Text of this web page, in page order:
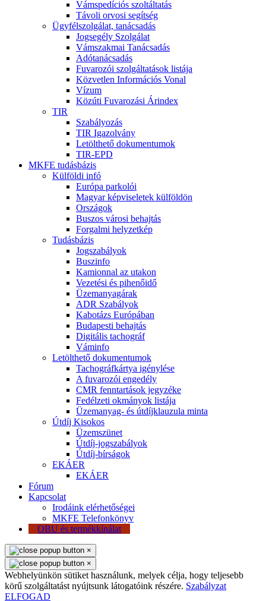
Vámspedíciós szoltáltatás
Távoli orvosi segítség
Ügyfélszolgálat, tanácsadás
Jogsegély Szolgálat
Vámszakmai Tanácsadás
Adótanácsadás
Fuvarozói szolgáltatások listája
Közvetlen Információs Vonal
Vízum
Közúti Fuvarozási Árindex
TIR
Szabályozás
TIR Igazolvány
Letölthető dokumentumok
TIR-EPD
MKFE tudásbázis
Külföldi infó
Európa parkolói
Magyar képviseletek külföldön
Országok
Buszos városi behajtás
Forgalmi helyzetkép
Tudásbázis
Jogszabályok
Buszinfo
Kamionnal az utakon
Vezetési és pihenőidő
Üzemanyagárak
ADR Szabályok
Kabotázs Európában
Budapesti behajtás
Digitális tachográf
Váminfo
Letölthető dokumentumok
Tachográfkártya igénylése
A fuvarozói engedély
CMR fenntartások jegyzéke
Fedélzeti okmányok listája
Üzemanyag- és útdíjklauzula minta
Útdíj Kisokos
Üzemszünet
Útdíj-jogszabályok
Útdíj-bírságok
EKÁER
EKÁER
Fórum
Kapcsolat
Irodáink elérhetőségei
MKFE Telefonkönyv
OBU és termékkínálat
×
×
Webhelyünkön sütiket használunk, melyek célja, hogy teljesebb
körű szolgáltatást nyújtsunk látogatóink részére. Szabályzat
ELFOGAD